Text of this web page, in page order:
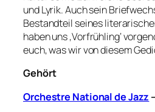
und Lyrik. Auch sein
Bestandteil seines
haben uns ‚Vorfrühling‘
euch, was wir von diesem
Gehört
Orchestre National de Jazz